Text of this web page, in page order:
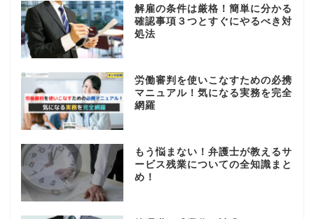
解雇の条件は厳格！簡単に分かる
確認事項３つとすぐにやるべき対
処法
労働審判を使いこなすための必携
マニュアル！気になる実務を完全
網羅
もう悩まない！弁護士が教えるサ
ービス残業についての全知識まと
め！